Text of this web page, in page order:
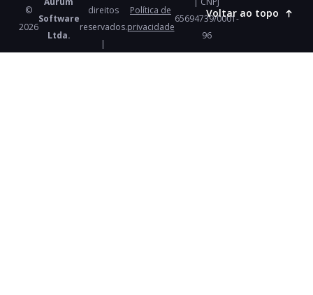
©
2026
Software
Ltda.
direitos
reservados.
|
Política de
privacidade
65694739/0001-
96
Voltar ao topo